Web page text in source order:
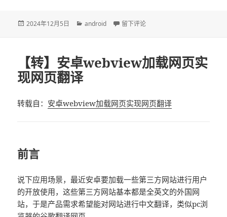
发
2024年12月5日
分
android 于【转】Empty SMPTE 2094-40 data
留下评论
【转】安卓webview加载网页实
现网页翻译
转载自： 安卓webview加载网页实现网页翻译
前言
说下应用场景，最近安卓要加载一些第三方网站进行用户
的开放使用，这些第三方网站基本都是全英文的外国网
站，于是产品需求希望能对网站进行中文翻译，类似pc浏